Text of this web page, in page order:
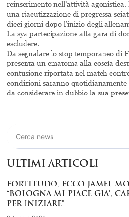
reinserimento nell’attività
una riacutizzazione di pregressa
dieci giorni dopo l’inizio degli
La sya partecipazione alla gara di
escludere.
Da segnalare lo stop temporaneo di
presenta un ematoma alla coscia
contusione riportata nel match
condizioni saranno
da considerare in dubbio la sua
ULTIMI ARTICOLI
FORTITUDO, ECCO JAMEL
“BOLOGNA MI PIACE GIA’,
PER INIZIARE”